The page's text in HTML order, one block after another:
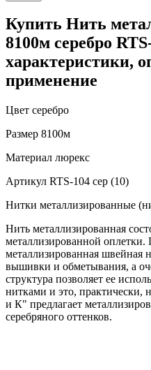
Купить Нить
8100м серебро
характеристики,
применение
Цвет серебро
Размер 8100м
Материал люрекс
Артикул RTS-104 сер (10)
Нитки металлизированные
Нить металлизированная
металлизированной оплетки.
металлизированная швейная
вышивки и обметывания, а
структура позволяет ее
нитками и это,
и К" предлагает
серебряного оттенков.